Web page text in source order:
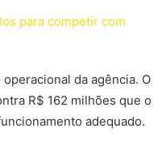
para competir com
da agência. O
R$ 162 milhões que o
adequado.